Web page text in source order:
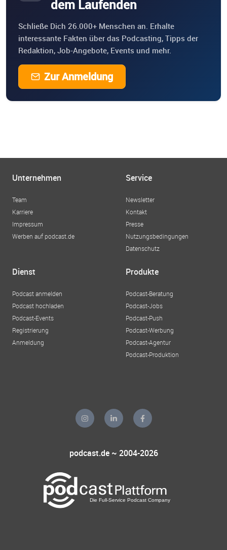
dem Laufenden
Schließe Dich 26.000+ Menschen an. Erhalte
interessante Fakten über das Podcasting, Tipps der
Redaktion, Job-Angebote, Events und mehr.
Zur Anmeldung
Unternehmen
Team
Karriere
Impressum
Werben auf podcast.de
Service
Newsletter
Kontakt
Presse
Nutzungsbedingungen
Datenschutz
Dienst
Podcast anmelden
Podcast hochladen
Podcast-Events
Registrierung
Anmeldung
Produkte
Podcast-Beratung
Podcast-Jobs
Podcast-Push
Podcast-Werbung
Podcast-Agentur
Podcast-Produktion
podcast.de ~ 2004-2026